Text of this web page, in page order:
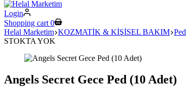
Login
Shopping cart 0
Helal Marketim KOZMATİK & KİŞİSEL BAKIM Ped
STOKTA YOK
Angels Secret Gece Ped (10 Adet)